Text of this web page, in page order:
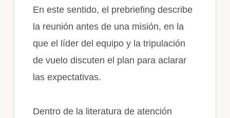
En este sentido, el prebriefing describe
la reunión antes de una misión, en la
que el líder del equipo y la tripulación
de vuelo discuten el plan para aclarar
las expectativas.
Dentro de la literatura de atención